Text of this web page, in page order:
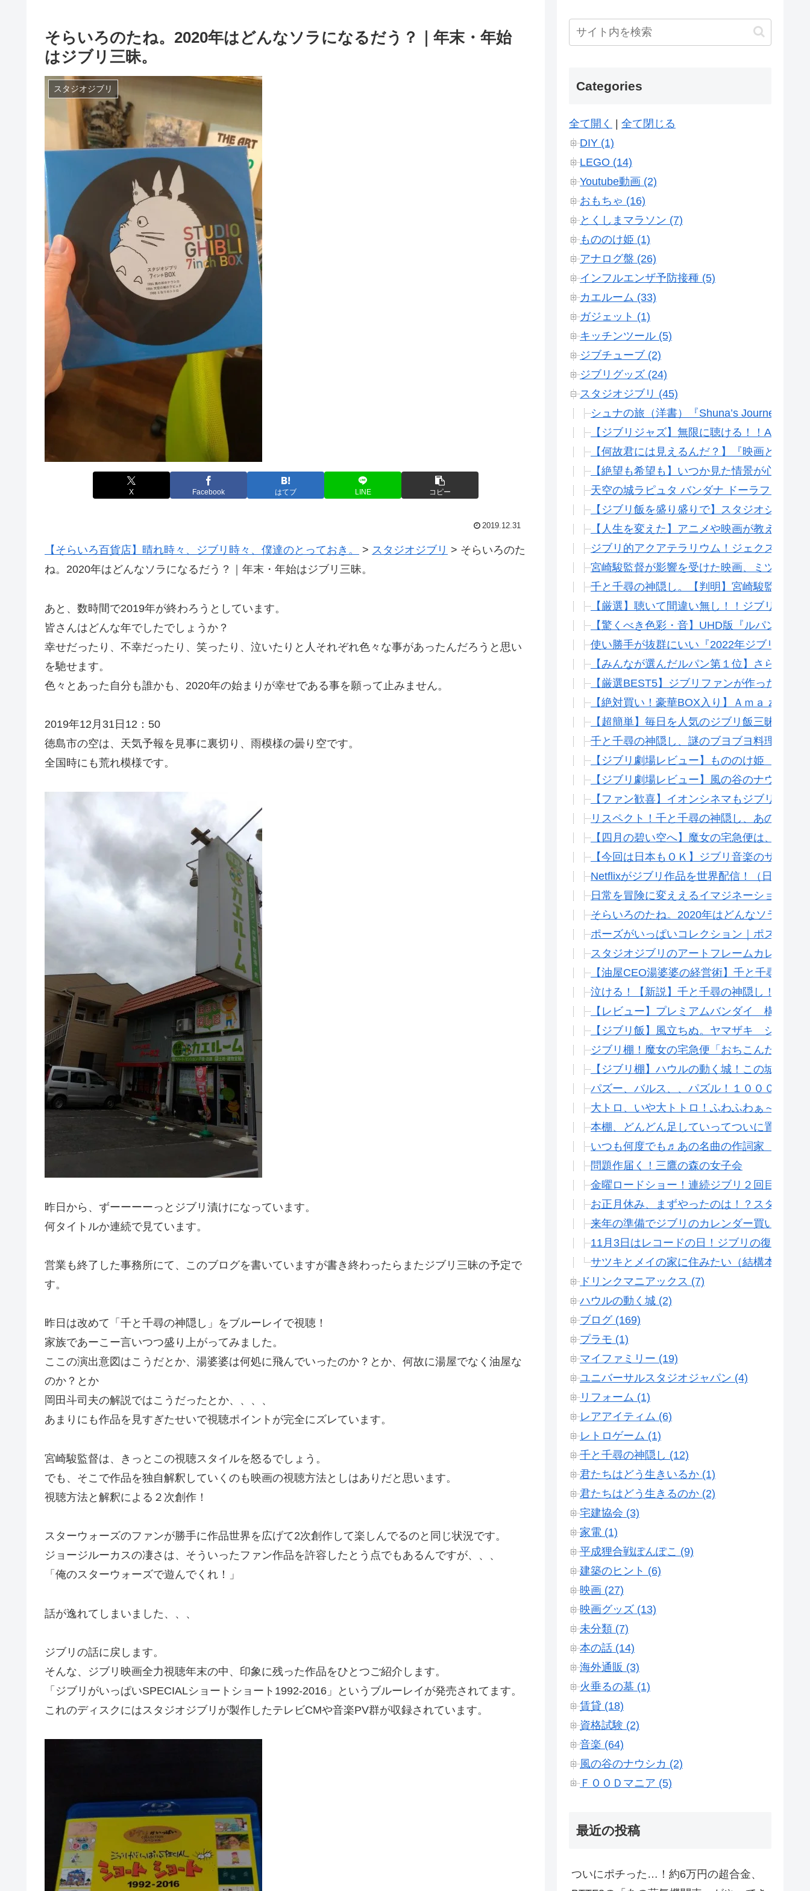
そらいろのたね。2020年はどんなソラになるだう？｜年末・年始
はジブリ三昧。
スタジオジブリ
X Facebook はてブ LINE コピー
2019.12.31
【そらいろ百貨店】晴れ時々、ジブリ時々、僕達のとっておき。 > スタジオジブリ > そらいろのた
ね。2020年はどんなソラになるだう？｜年末・年始はジブリ三昧。
あと、数時間で2019年が終わろうとしています。
皆さんはどんな年でしたでしょうか？
幸せだったり、不幸だったり、笑ったり、泣いたりと人それぞれ色々な事があったんだろうと思い
を馳せます。
色々とあった自分も誰かも、2020年の始まりが幸せである事を願って止みません。
2019年12月31日12：50
徳島市の空は、天気予報を見事に裏切り、雨模様の曇り空です。
全国時にも荒れ模様です。
昨日から、ずーーーーっとジブリ漬けになっています。
何タイトルか連続で見ています。
営業も終了した事務所にて、このブログを書いていますが書き終わったらまたジブリ三昧の予定で
す。
昨日は改めて「千と千尋の神隠し」をブルーレイで視聴！
家族であーこー言いつつ盛り上がってみました。
ここの演出意図はこうだとか、湯婆婆は何処に飛んでいったのか？とか、何故に湯屋でなく油屋な
のか？とか
岡田斗司夫の解説ではこうだったとか、、、、
あまりにも作品を見すぎたせいで視聴ポイントが完全にズレています。
宮崎駿監督は、きっとこの視聴スタイルを怒るでしょう。
でも、そこで作品を独自解釈していくのも映画の視聴方法としはありだと思います。
視聴方法と解釈による２次創作！
スターウォーズのファンが勝手に作品世界を広げて2次創作して楽しんでるのと同じ状況です。
ジョージルーカスの凄さは、そういったファン作品を許容したとう点でもあるんですが、、、
「俺のスターウォーズで遊んでくれ！」
話が逸れてしまいました、、、
ジブリの話に戻します。
そんな、ジブリ映画全力視聴年末の中、印象に残った作品をひとつご紹介します。
「ジブリがいっぱいSPECIALショートショート1992-2016」というブルーレイが発売されてます。
これのディスクにはスタジオジブリが製作したテレビCMや音楽PV群が収録されています。
Categories
全て開く | 全て閉じる
DIY (1)
LEGO (14)
Youtube動画 (2)
おもちゃ (16)
とくしまマラソン (7)
もののけ姫 (1)
アナログ盤 (26)
インフルエンザ予防接種 (5)
カエルーム (33)
ガジェット (1)
キッチンツール (5)
ジブチューブ (2)
ジブリグッズ (24)
スタジオジブリ (45)
シュナの旅（洋書）『Shuna’s Journey』
【ジブリジャズ】無限に聴ける！！ALL
【何故君には見えるんだ？】『映画となり
【絶望も希望も】いつか見た情景が心を揺
天空の城ラピュタ バンダナ ドーラファミ
【ジブリ飯を盛り盛りで】スタジオジブ
【人生を変えた】アニメや映画が教えてく
ジブリ的アクアテラリウム！ジェクス（
宮崎駿監督が影響を受けた映画、ミツバチ
千と千尋の神隠し。【判明】宮崎駿監督が
【厳選】聴いて間違い無し！！ジブリファ
【驚くべき色彩・音】UHD版『ルパン三世
使い勝手が抜群にいい『2022年ジブリカレ
【みんなが選んだルパン第１位】さらば
【厳選BEST5】ジブリファンが作った絶対
【絶対買い！豪華BOX入り】Ａｍａｚｏｎ
【超簡単】毎日を人気のジブリ飯三昧にし
千と千尋の神隠し、謎のブヨブヨ料理。シ
【ジブリ劇場レビュー】もののけ姫 一瞬
【ジブリ劇場レビュー】風の谷のナウシ
【ファン歓喜】イオンシネマもジブリ4作
リスペクト！千と千尋の神隠し、あの夏空へ
【四月の碧い空へ】魔女の宅急便は、都会
【今回は日本もＯＫ】ジブリ音楽のサブス
Netflixがジブリ作品を世界配信！（日本、
日常を冒険に変ええるイマジネーション、
そらいろのたね。2020年はどんなソラにな
ポーズがいっぱいコレクション｜ポスコロ
スタジオジブリのアートフレームカレンダ
【油屋CEO湯婆婆の経営術】千と千尋の神
泣ける！【新説】千と千尋の神隠し！ハク
【レビュー】プレミアムバンダイ 構造ガ
【ジブリ飯】風立ちぬ。ヤマザキ シベリ
ジブリ棚！魔女の宅急便「おちこんだりも
【ジブリ棚】ハウルの動く城！この城を立
パズー、バルス、、パズル！１０００いっと
大トロ、いや大トトロ！ふわふわぁ～な春。
本棚、どんどん足していってついに置きき
いつも何度でも♬あの名曲の作詞家 覚 和
問題作届く！三鷹の森の女子会
金曜ロードショー！連続ジブリ２回目はカ
お正月休み、まずやったのは！？スタジオジ
来年の準備でジブリのカレンダー買いました
11月3日はレコードの日！ジブリの復刻レコ
サツキとメイの家に住みたい（結構本気で）
ドリンクマニアックス (7)
ハウルの動く城 (2)
ブログ (169)
プラモ (1)
マイファミリー (19)
ユニバーサルスタジオジャパン (4)
リフォーム (1)
レアアイティム (6)
レトロゲーム (1)
千と千尋の神隠し (12)
君たちはどう生きいるか (1)
君たちはどう生きるのか (2)
宅建協会 (3)
家電 (1)
平成狸合戦ぽんぽこ (9)
建築のヒント (6)
映画 (27)
映画グッズ (13)
未分類 (7)
本の話 (14)
海外通販 (3)
火垂るの墓 (1)
賃貸 (18)
資格試験 (2)
音楽 (64)
風の谷のナウシカ (2)
ＦＯＯＤマニア (5)
最近の投稿
ついにポチった…！約6万円の超合金、